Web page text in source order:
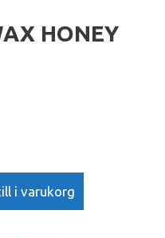
HONEY
i varukorg